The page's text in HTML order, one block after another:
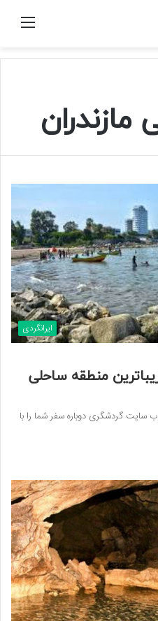
منو
ایرانگردی
منطقه ساحلی
گردشگری دوباره سفر شما را با